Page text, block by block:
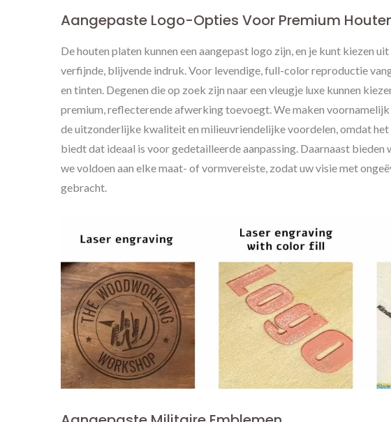
Aangepaste Logo-Opties Voor Premium
De houten platen kunnen een aangepast logo zijn, en je kunt kiezen
verfijnde, blijvende indruk. Voor levendige, full-color reproductie
en tinten. Degenen die op zoek zijn naar een vleugje luxe kunnen
premium, reflecterende afwerking toevoegt. We maken
de uitzonderlijke kwaliteit en milieuvriendelijke voordelen, omdat
biedt dat ideaal is voor gedetailleerde aanpassing. Daarnaast
we voldoen aan elke maat- of vormvereiste, zodat uw visie met
gebracht.